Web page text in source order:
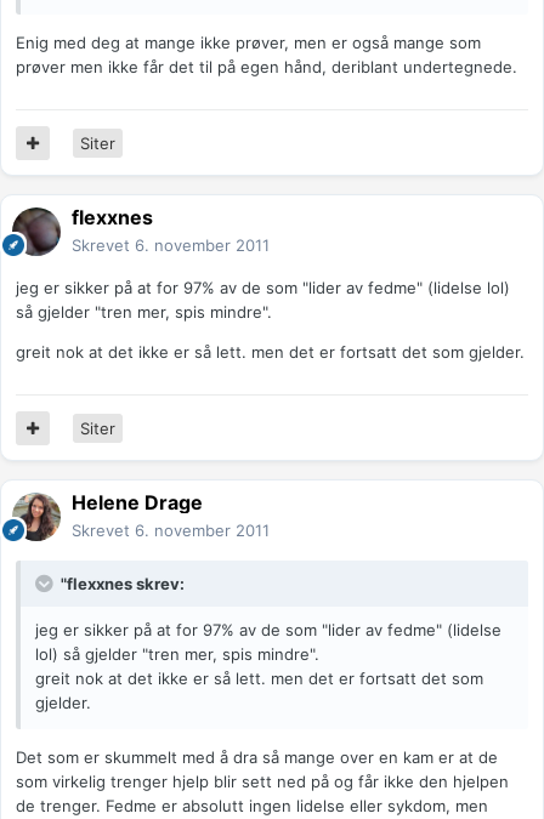
Enig med deg at mange ikke prøver, men er også mange som
prøver men ikke får det til på egen hånd, deriblant undertegnede.
Siter
flexxnes
Skrevet 6. november 2011
jeg er sikker på at for 97% av de som "lider av fedme" (lidelse lol)
så gjelder "tren mer, spis mindre".
greit nok at det ikke er så lett. men det er fortsatt det som gjelder.
Siter
Helene Drage
Skrevet 6. november 2011
"flexxnes skrev:
jeg er sikker på at for 97% av de som "lider av fedme" (lidelse
lol) så gjelder "tren mer, spis mindre".
greit nok at det ikke er så lett. men det er fortsatt det som
gjelder.
Det som er skummelt med å dra så mange over en kam er at de
som virkelig trenger hjelp blir sett ned på og får ikke den hjelpen
de trenger. Fedme er absolutt ingen lidelse eller sykdom, men